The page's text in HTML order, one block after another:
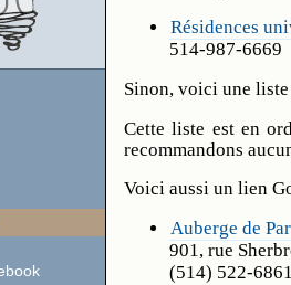
Résidences
514-987-6669
Sinon, voici une
Cette liste est en
recommandons
Voici aussi un lien
Auberge de
901, rue
(514) 522-